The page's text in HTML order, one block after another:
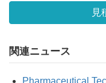
見
関連ニュース
Pharmaceutical